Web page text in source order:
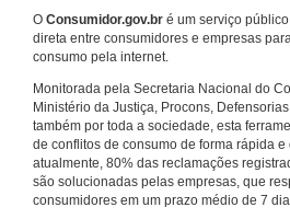
O Consumidor.gov.br é um serviço
direta entre consumidores e empresas
consumo pela internet.
Monitorada pela Secretaria Nacional do
Ministério da Justiça, Procons,
também por toda a sociedade, esta
de conflitos de consumo de forma rápida
atualmente, 80% das reclamações
são solucionadas pelas empresas, que
consumidores em um prazo médio de 7